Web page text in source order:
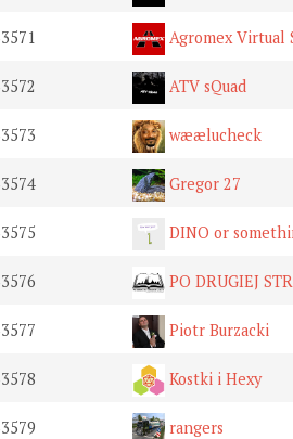
Agromex Virtual
ATV sQuad
wæælucheck
Gregor 27
DINO or
PO DRUGIEJ
Piotr Burzacki
Kostki i Hexy
rangers